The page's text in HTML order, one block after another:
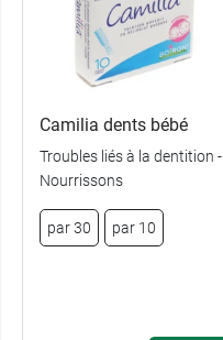
Camilia dents bébé
Troubles liés à la dentition -
Nourrissons
par 30 par 10